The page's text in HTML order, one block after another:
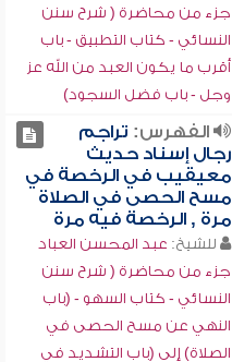
جزء من محاضرة ( شرح سنن
النسائي - كتاب التطبيق - باب
أقرب ما يكون العبد من الله عز
وجل - باب فضل السجود)
الفهرس: تراجم
رجال إسناد حديث
معيقيب في الرخصة في
مسح الحصى في الصلاة
مرة , الرخصة فيه مرة
للشيخ: عبد المحسن العباد
جزء من محاضرة ( شرح سنن
النسائي - كتاب السهو - (باب
النهي عن مسح الحصى في
الصلاة) إلى (باب التشديد في